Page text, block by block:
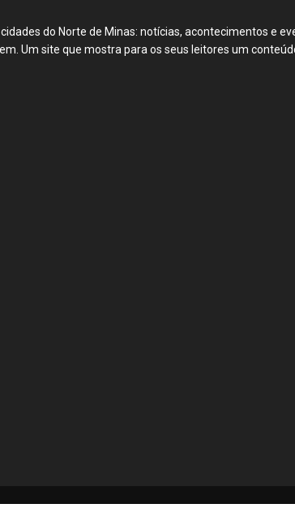
do Norte de Minas: notícias, acontecimentos e
Um site que mostra para os seus leitores um